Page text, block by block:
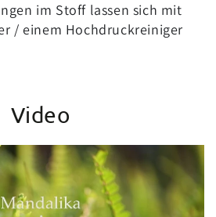
im Stoff lassen sich mit
/ einem Hochdruckreiniger
Video